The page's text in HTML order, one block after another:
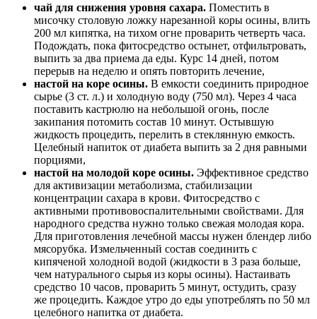
чай для снижения уровня сахара. Поместить в
мисочку столовую ложку нарезанной коры осины, влить
200 мл кипятка, на тихом огне проварить четверть часа.
Подождать, пока фитосредство остынет, отфильтровать,
выпить за два приема да еды. Курс 14 дней, потом
перерыв на неделю и опять повторить лечение,
настой на коре осины. В емкости соединить природное
сырье (3 ст. л.) и холодную воду (750 мл). Через 4 часа
поставить кастрюлю на небольшой огонь, после
закипания потомить состав 10 минут. Остывшую
жидкость процедить, перелить в стеклянную емкость.
Целебный напиток от диабета выпить за 2 дня равными
порциями,
настой на молодой коре осины. Эффективное средство
для активизации метаболизма, стабилизации
концентрации сахара в крови. Фитосредство с
активными противовоспалительными свойствами. Для
народного средства нужно только свежая молодая кора.
Для приготовления лечебной массы нужен блендер либо
мясорубка. Измельченный состав соединить с
кипяченой холодной водой (жидкости в 3 раза больше,
чем натурального сырья из коры осины). Настаивать
средство 10 часов, проварить 5 минут, остудить, сразу
же процедить. Каждое утро до еды употреблять по 50 мл
целебного напитка от диабета.